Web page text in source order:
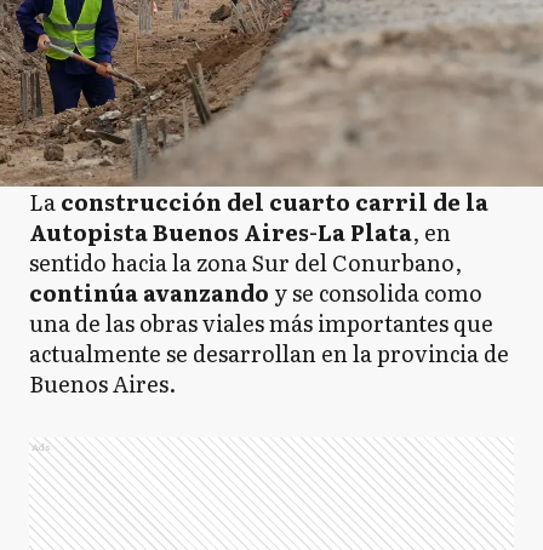
Laconstrucción del cuarto carril de la
Autopista Buenos Aires-La Plata, en
sentido hacia la zona Sur del Conurbano,
continúa avanzando y se consolida como
una de las obras viales más importantes que
actualmente se desarrollan en la provincia de
Buenos Aires.
Ads